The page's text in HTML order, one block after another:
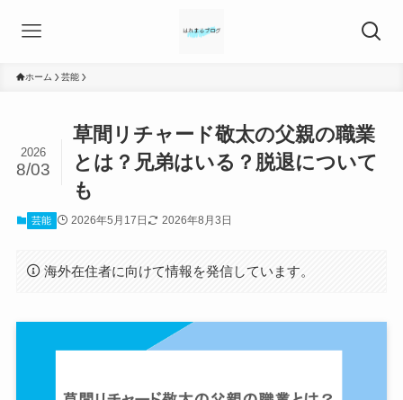
ホーム 芸能
草間リチャード敬太の父親の職業
とは？兄弟はいる？脱退について
も
2026
8/03
芸能 2026年5月17日 2026年8月3日
海外在住者に向けて情報を発信しています。